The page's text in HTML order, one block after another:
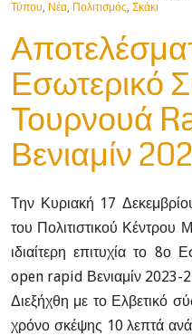
Τύπου, Νέα, Πολιτισμός, Σκάκι
Εσωτερικό
Τουρνουά
Βενιαμίν
Την Κυριακή 17
του Πολιτιστικού Κέντρου
ιδιαίτερη επιτυχία το 8ο
open rapid Βενιαμίν 2023-
Διεξήχθη με το Ελβετικό
χρόνο σκέψης 10 λεπτά ανά